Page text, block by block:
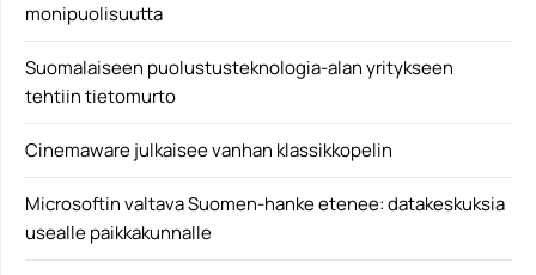
monipuolisuutta
Suomalaiseen puolustusteknologia-alan yritykseen
tehtiin tietomurto
Cinemaware julkaisee vanhan klassikkopelin
Microsoftin valtava Suomen-hanke etenee: datakeskuksia
usealle paikkakunnalle